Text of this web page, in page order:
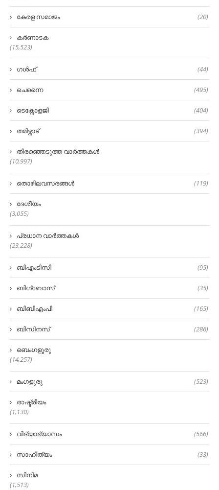
കേരള സമാജം (20)
കർണാടക
(15,523)
ഗൾഫ് (44)
ചെന്നൈ (495)
ടെക്നോളജി (404)
തമിഴ്നാട് (394)
തിരഞ്ഞെടുത്ത വാർത്തകൾ
(10,997)
തൊഴിലവസരങ്ങൾ (119)
ദേശീയം
(3,055)
പ്രധാന വാർത്തകൾ
(23,228)
ബിഎംടിസി (95)
ബിഗ്‌ബോസ് (35)
ബിബിഎംപി (165)
ബിസിനസ് (286)
ബെംഗളൂരു
(14,257)
മംഗളുരു (523)
രാഷ്ട്രീയം
(1,130)
വിദ്യാഭ്യാസം (566)
സാഹിത്യം (33)
സിനിമ
(1,513)